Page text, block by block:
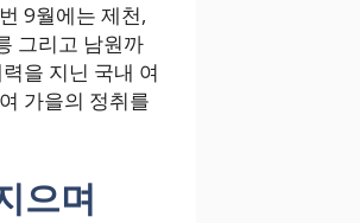
9월에는 제천,
그리고 남원까
을 지닌 국내 여
가을의 정취를
으며